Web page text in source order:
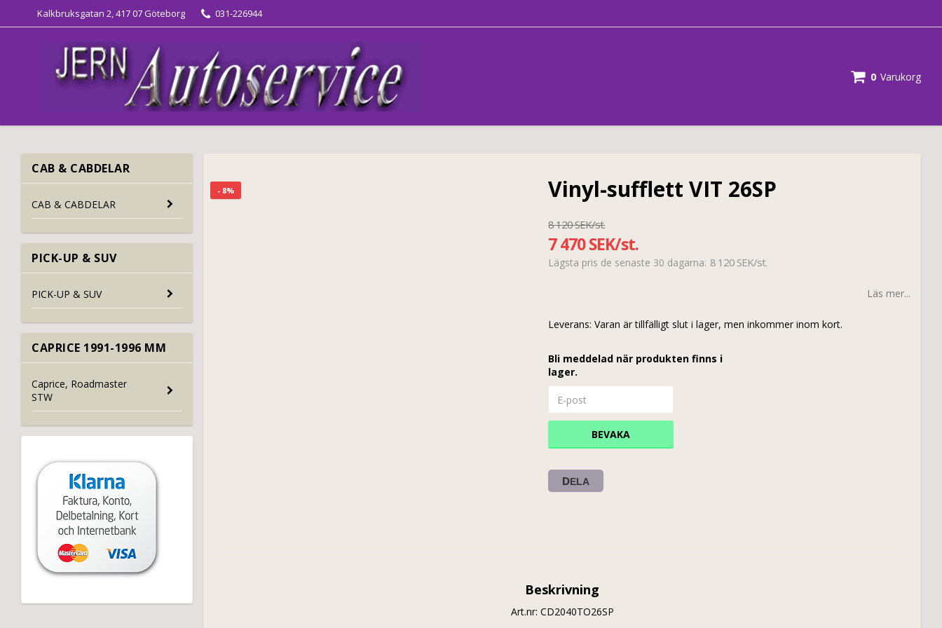
Kalkbruksgatan 2, 417 07 Göteborg 031-226944
0 Varukorg
CAB & CABDELAR
CAB & CABDELAR
PICK-UP & SUV
PICK-UP & SUV
CAPRICE 1991-1996 MM
Caprice, Roadmaster
STW
- 8% Vinyl-sufflett VIT 26SP
8 120 SEK/st.
7 470 SEK/st.
Lägsta pris de senaste 30 dagarna 8 120 SEK/st.
Läs mer...
Leverans:Varan är tillfälligt slut i lager, men inkommer inom kort.
Bli meddelad när produkten finns i
lager.
BEVAKA
DELA
Beskrivning
Art.nr: CD2040TO26SP